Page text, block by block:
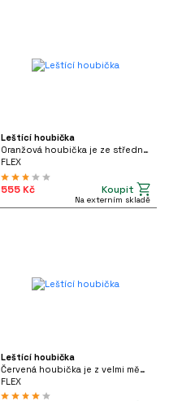
Leštící houbička
Oranžová houbička je ze středně tvrdé pěny s jemnou strukturou
FLEX
555 Kč Koupit
Na externím skladě
Leštící houbička
Červená houbička je z velmi měkké pěny s jemnou strukturou
FLEX